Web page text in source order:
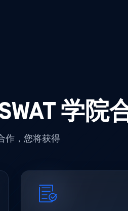
学院
作，您将获得